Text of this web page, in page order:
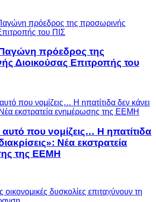
πρόεδρος της
Διοικούσας Επιτροπής του
αυτό που νομίζεις… Η ηπατίτιδα
Νέα εκστρατεία
της ΕΕΜΗ